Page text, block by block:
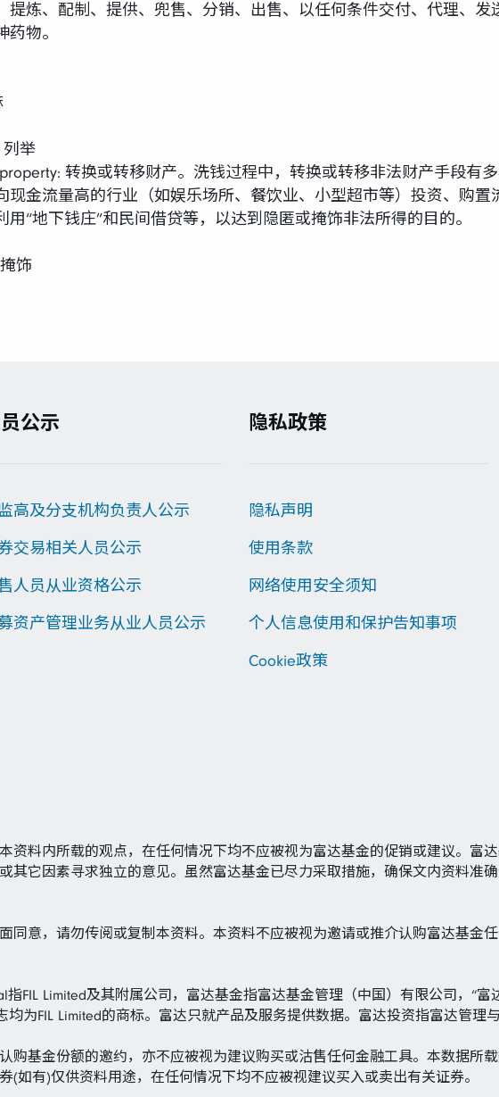
提炼、配制、提供、兜售、分销、出售、以任何条件交付、代理、发
物。
列举
转换或转移财产。洗钱过程中，转换或转移非法财产手段有
现金流量高的行业（如娱乐场所、餐饮业、小型超市等）投资、购置
“地下钱庄”和民间借贷等，以达到隐匿或掩饰非法所得的目的。
饰
公示
高及分支机构负责人公示
交易相关人员公示
人员从业资格公示
资产管理业务从业人员公示
隐私政策
隐私声明
使用条款
网络使用安全须知
个人信息使用和保护告知事项
Cookie政策
资料内所载的观点，在任何情况下均不应被视为富达基金的促销或建议。富
其它因素寻求独立的意见。虽然富达基金已尽力采取措施，确保文内资料准
同意，请勿传阅或复制本资料。本资料不应被视为邀请或推介认购富达基金
FIL Limited及其附属公司，富达基金指富达基金管理（中国）有限公司，“富
均为FIL Limited的商标。富达只就产品及服务提供数据。富达投资指富达管理与
购基金份额的邀约，亦不应被视为建议购买或沽售任何金融工具。本数据所
(如有)仅供资料用途，在任何情况下均不应被视建议买入或卖出有关证券。